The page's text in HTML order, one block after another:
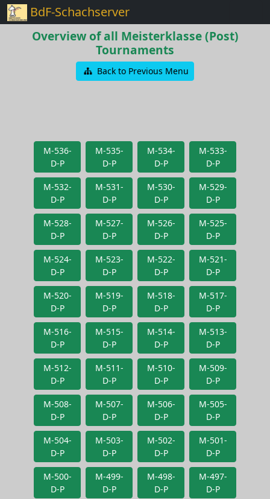
BdF-Schachserver
Overview of all Meisterklasse (Post)
Tournaments
Back to Previous Menu
M-536-
D-P
M-535-
D-P
M-534-
D-P
M-533-
D-P
M-532-
D-P
M-531-
D-P
M-530-
D-P
M-529-
D-P
M-528-
D-P
M-527-
D-P
M-526-
D-P
M-525-
D-P
M-524-
D-P
M-523-
D-P
M-522-
D-P
M-521-
D-P
M-520-
D-P
M-519-
D-P
M-518-
D-P
M-517-
D-P
M-516-
D-P
M-515-
D-P
M-514-
D-P
M-513-
D-P
M-512-
D-P
M-511-
D-P
M-510-
D-P
M-509-
D-P
M-508-
D-P
M-507-
D-P
M-506-
D-P
M-505-
D-P
M-504-
D-P
M-503-
D-P
M-502-
D-P
M-501-
D-P
M-500-
D-P
M-499-
D-P
M-498-
D-P
M-497-
D-P